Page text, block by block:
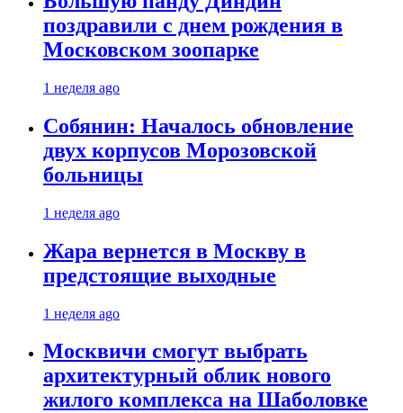
поздравили с днем рождения в
Московском зоопарке
1 неделя ago
Собянин: Началось обновление
двух корпусов Морозовской
больницы
1 неделя ago
Жара вернется в Москву в
предстоящие выходные
1 неделя ago
Москвичи смогут выбрать
архитектурный облик нового
жилого комплекса на Шаболовке